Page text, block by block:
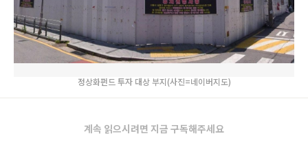
정상화펀드 투자 대상 부지(사진=네이버지도)
계속 읽으시려면 지금 구독해주세요